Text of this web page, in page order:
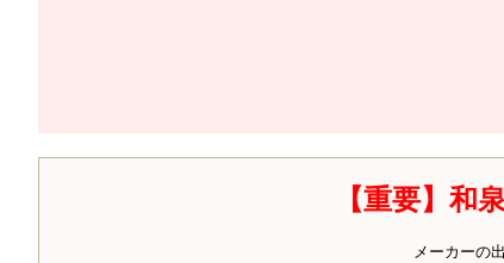
【重要】
メーカーの